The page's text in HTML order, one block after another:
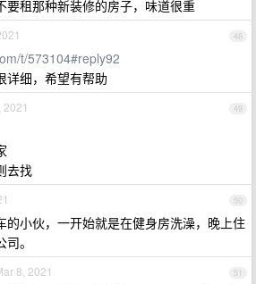
要租那种新装修的房子，味道很重
48
t/573104#reply92
详细，希望有帮助
49
2021
去找
50
的小伙，一开始就是在健身房洗澡，晚上住
。
51
8, 2021